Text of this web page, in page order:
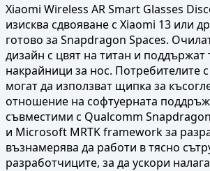
Xiaomi Wireless AR Smart Glasses
изисква сдвояване с Xiaomi 13 или
готово за Snapdragon Spaces.
дизайн с цвят на титан и поддържат
накрайници за нос. Потребителите с
могат да използват щипка за
отношение на софтуерната
съвместими с Qualcomm
и Microsoft MRTK framework за
възнамерява да работи в тясно
разработчиците, за да ускори